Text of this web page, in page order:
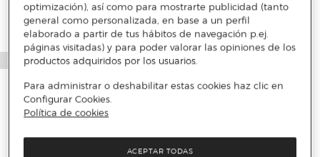
optimización), así como para mostrarte publicidad (tanto
general como personalizada, en base a un perfil
elaborado a partir de tus hábitos de navegación p.ej.
páginas visitadas) y para poder valorar las opiniones de los
productos adquiridos por los usuarios.
Para administrar o deshabilitar estas cookies haz clic en
Configurar Cookies.
Política de cookies
ACEPTAR TODAS